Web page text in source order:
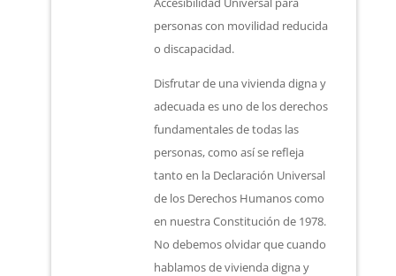
personas con movilidad reducida
o discapacidad.
Disfrutar de una vivienda digna y
adecuada es uno de los derechos
fundamentales de todas las
personas, como así se refleja
tanto en la Declaración Universal
de los Derechos Humanos como
en nuestra Constitución de 1978.
No debemos olvidar que cuando
hablamos de vivienda digna y